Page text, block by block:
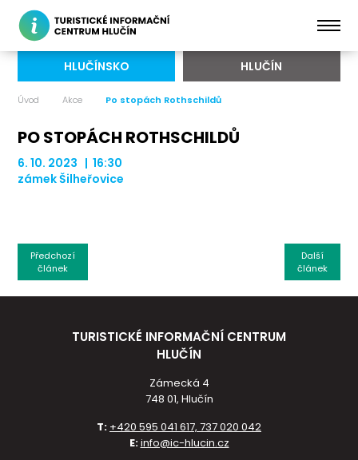
HLUČÍNSKO HLUČÍN
Úvod Akce Po stopách Rothschildů
PO STOPÁCH ROTHSCHILDŮ
6. 10. 2023 | 16:30
zámek Šilheřovice
Další
článek
Předchozí
článek
TURISTICKÉ INFORMAČNÍ CENTRUM
HLUČÍN
Zámecká 4
748 01, Hlučín
T: +420 595 041 617, 737 020 042
E:info@ic-hlucin.cz